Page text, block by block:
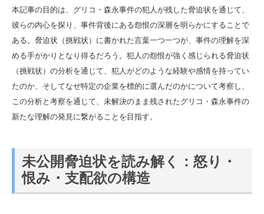
本記事の目的は、グリコ・森永事件の犯人が残した脅迫状を通じて、
彼らの内心を探り、事件背後にある怨恨の深層を明らかにすることで
ある。脅迫状（挑戦状）に書かれた言葉一つ一つが、事件の理解を深
める手がかりとなり得るだろう。犯人の怨恨が強く感じられる脅迫状
（挑戦状）の分析を通じて、犯人がどのような経験や感情を持ってい
たのか、そしてなぜ特定の企業を標的に選んだのかについて考察し、
この分析と考察を通じて、未解決のまま残されたグリコ・森永事件の
新たな理解の発見に繋がることを目指す。
未公開脅迫状を読み解く：怒り・
恨み・支配欲の構造